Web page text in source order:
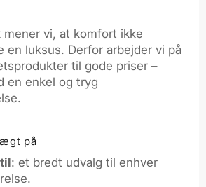
mener vi, at komfort ikke
en luksus. Derfor arbejder vi på
til gode priser –
en enkel og tryg
på
: et bredt udvalg til enhver